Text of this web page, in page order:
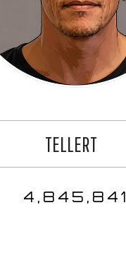
TELLERT
4,845,841